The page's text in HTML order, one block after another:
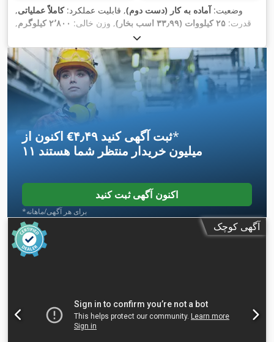
وضعیت:آماده به کار (دست دوم), قابلیت عملکرد:کاملاً عملیاتی,
قدرت: ۲۵ کیلووات (۳۳٫۹۹ اسب بخار) , وزن خالی: ۲٬۸۰۰ کیلوگرم
,
سال ساخت:
اکنون از ‎€۴٫۴۹ ثبت آگهی کنید*
۱۱ میلیون خریدار منتظر شما هستند
اکنون آگهی ثبت کنید
*برای هر آگهی/ماهانه
آگهی کوچک